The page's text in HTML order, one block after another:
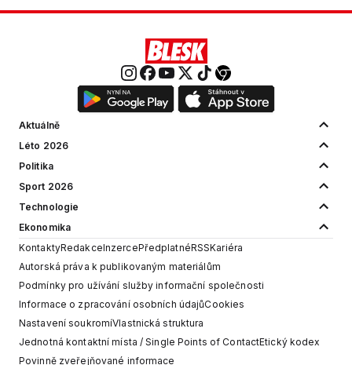
Aktuálně
Léto 2026
Politika
Sport 2026
Technologie
Ekonomika
KontaktyRedakceInzercePředplatnéRSSKariéra
Autorská práva k publikovaným materiálům
Podmínky pro užívání služby informační společnosti
Informace o zpracování osobních údajůCookies
Nastavení soukromíVlastnická struktura
Jednotná kontaktní místa / Single Points of ContactEtický kodex
Povinně zveřejňované informace